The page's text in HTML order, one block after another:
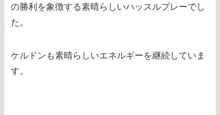
の勝利を象徴する素晴らしいハッスルプレーでし
た。
ケルドンも素晴らしいエネルギーを継続していま
す。